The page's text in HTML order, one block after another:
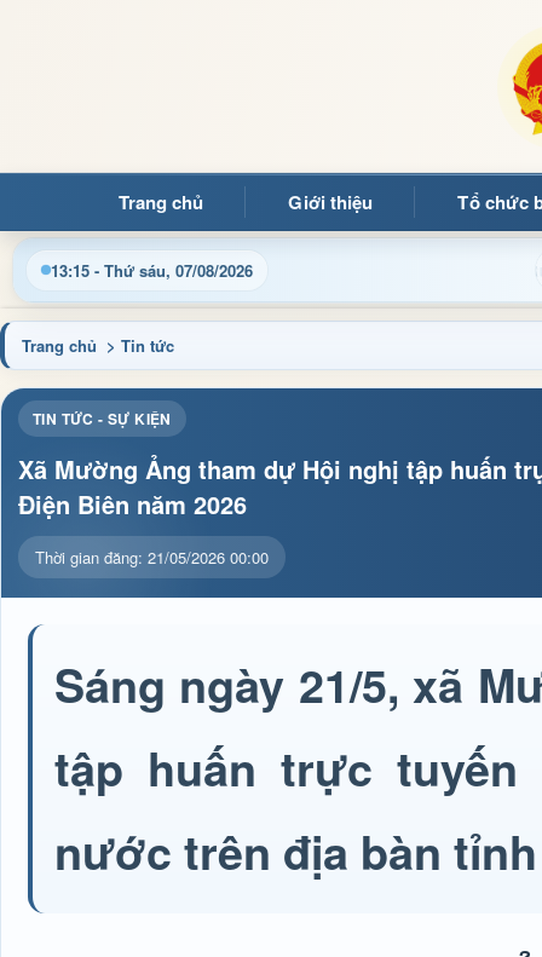
Trang chủ Giới thiệu Tổ chức
13:15 - Thứ sáu, 07/08/2026
nhật thông tin điều hành, thủ tục hành chính và tin tức địa
Trang chủ > Tin tức
TIN TỨC - SỰ KIỆN
Xã Mường Ảng tham dự Hội nghị tập huấn
Điện Biên năm 2026
Thời gian đăng: 21/05/2026 00:00
Sáng ngày 21/5, xã
tập huấn trực
nước trên địa bàn